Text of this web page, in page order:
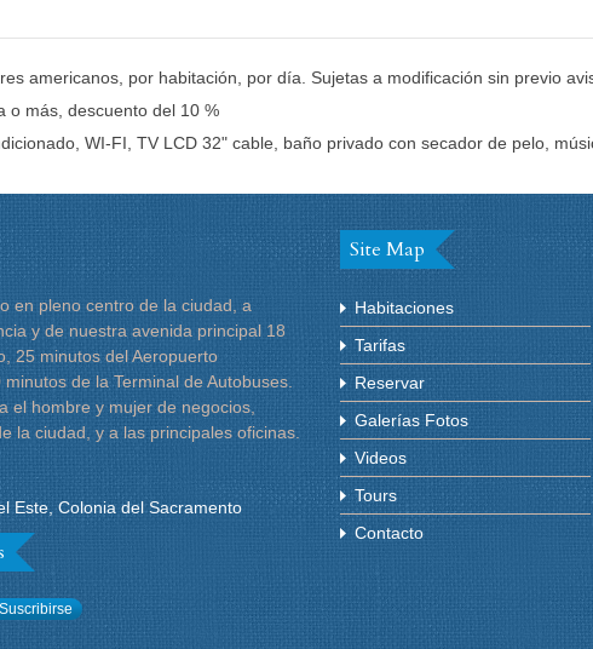
americanos, por habitación, por día. Sujetas a modificación sin previo
o más, descuento del 10 %
WI-FI, TV LCD 32" cable, baño privado con secador de pelo,
en pleno centro de la ciudad, a
y de nuestra avenida principal 18
25 minutos del Aeropuerto
de la Terminal de Autobuses.
el hombre y mujer de negocios,
la ciudad, y a las principales oficinas.
Este, Colonia del Sacramento
Suscribirse
Site Map
Habitaciones
Tarifas
Reservar
Galerías Fotos
Videos
Tours
Contacto